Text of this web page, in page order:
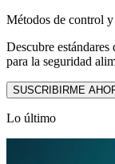
Métodos de control
Descubre
para la seguridad
SUSCRIBIRME
Lo último